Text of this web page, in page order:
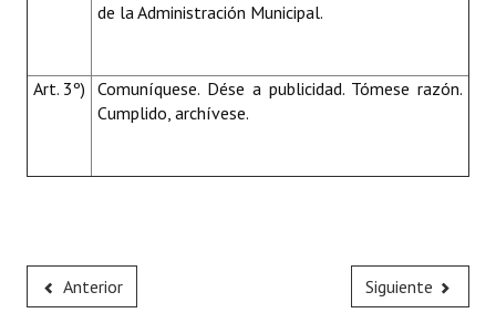
de la Administración Municipal.
Art. 3º) Comuníquese. Dése a publicidad. Tómese razón.
Cumplido, archívese.
Anterior Siguiente